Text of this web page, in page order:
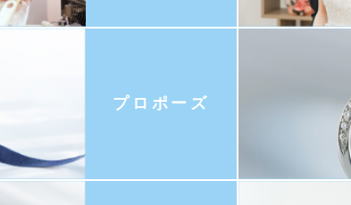
プロポーズ